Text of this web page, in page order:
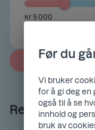
kr 5 000
Før du
Vi bruker
for å gi deg en
også til å se
innhold og
bruk av